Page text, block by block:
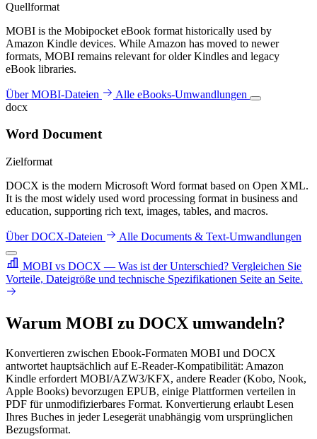
Quellformat
MOBI is the Mobipocket eBook format historically used by
Amazon Kindle devices. While Amazon has moved to newer
formats, MOBI remains relevant for older Kindles and legacy
eBook libraries.
Über MOBI-Dateien
Alle eBooks-Umwandlungen
docx
Word Document
Zielformat
DOCX is the modern Microsoft Word format based on Open XML.
It is the most widely used word processing format in business and
education, supporting rich text, images, tables, and macros.
Über DOCX-Dateien Alle Documents & Text-Umwandlungen
MOBI vs DOCX — Was ist der Unterschied? Vergleichen Sie
Vorteile, Dateigröße und technische Spezifikationen Seite an Seite.
Warum MOBI zu DOCX umwandeln?
Konvertieren zwischen Ebook-Formaten MOBI und DOCX
antwortet hauptsächlich auf E-Reader-Kompatibilität: Amazon
Kindle erfordert MOBI/AZW3/KFX, andere Reader (Kobo, Nook,
Apple Books) bevorzugen EPUB, einige Plattformen verteilen in
PDF für unmodifizierbares Format. Konvertierung erlaubt Lesen
Ihres Buches in jeder Lesegerät unabhängig vom ursprünglichen
Bezugsformat.